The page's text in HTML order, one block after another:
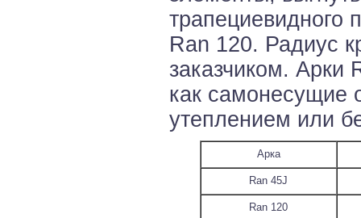
трапециевидного
Ran 120. Радиус
заказчиком. Арки
как самонесущие
утеплением или
Арка
Ran 45J
Ran 120